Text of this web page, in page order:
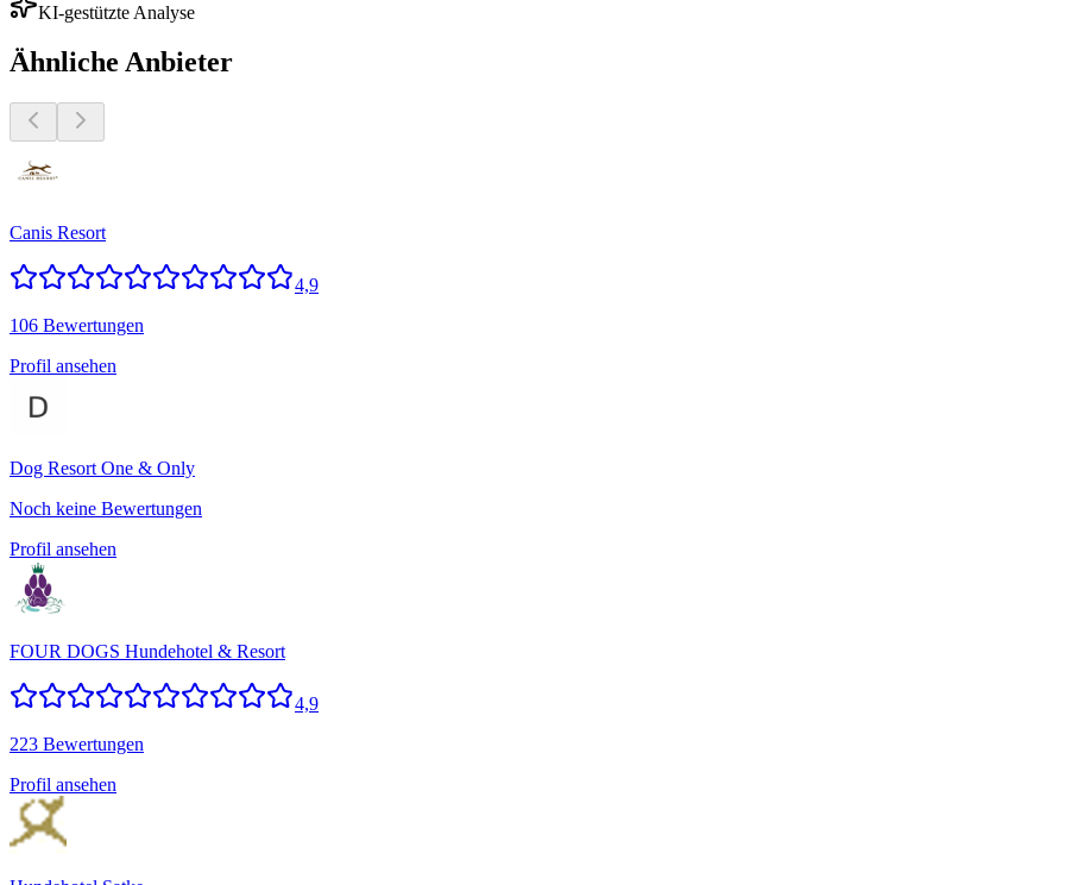
KI-gestützte Analyse
Ähnliche Anbieter
Canis Resort
4,9
106 Bewertungen
Profil ansehen
Dog Resort One & Only
Noch keine Bewertungen
Profil ansehen
FOUR DOGS Hundehotel & Resort
4,9
223 Bewertungen
Profil ansehen